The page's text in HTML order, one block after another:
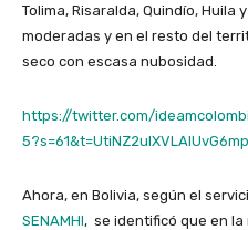
Tolima, Risaralda, Quindío, Huila
moderadas y en el resto del
seco con escasa nubosidad.
https://twitter.com/
Ahora, en Bolivia, según el
SENAMHI, se identificó que en